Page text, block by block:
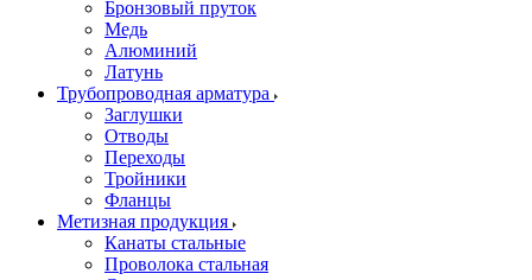
Бронзовый пруток
Медь
Алюминий
Латунь
Трубопроводная арматура
Заглушки
Отводы
Переходы
Тройники
Фланцы
Метизная продукция
Канаты стальные
Проволока стальная